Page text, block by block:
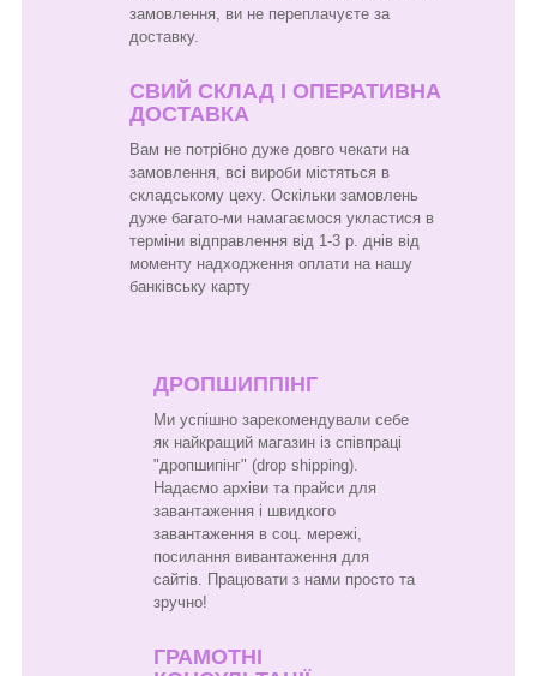
замовлення, ви не переплачуєте за
доставку.
СВИЙ СКЛАД І ОПЕРАТИВНА
ДОСТАВКА
Вам не потрібно дуже довго чекати на
замовлення, всі вироби містяться в
складському цеху. Оскільки замовлень
дуже багато-ми намагаємося укластися в
терміни відправлення від 1-3 р. днів від
моменту надходження оплати на нашу
банківську карту
ДРОПШИППІНГ
Ми успішно зарекомендували себе
як найкращий магазин із співпраці
"дропшипінг" (drop shipping).
Надаємо архіви та прайси для
завантаження і швидкого
завантаження в соц. мережі,
посилання вивантаження для
сайтів. Працювати з нами просто та
зручно!
ГРАМОТНІ